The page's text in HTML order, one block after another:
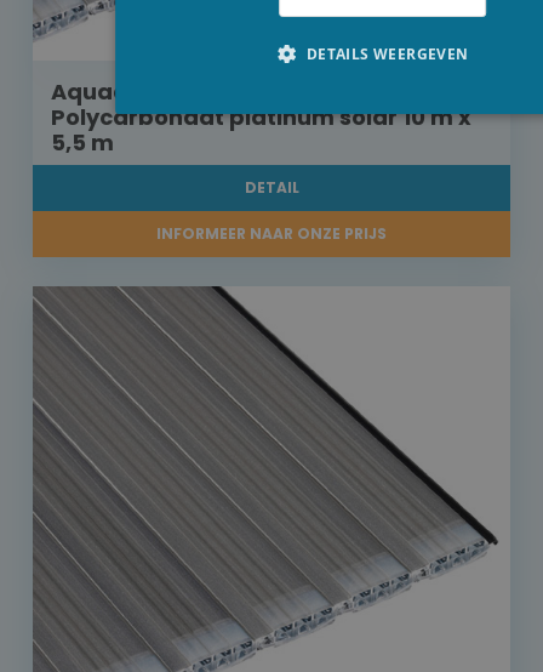
Aquadeck rolluik inbouw buismotor
Polycarbonaat platinum solar 10 m x
5,5 m
DETAIL
INFORMEER NAAR ONZE PRIJS
DETAILS WEERGEVEN